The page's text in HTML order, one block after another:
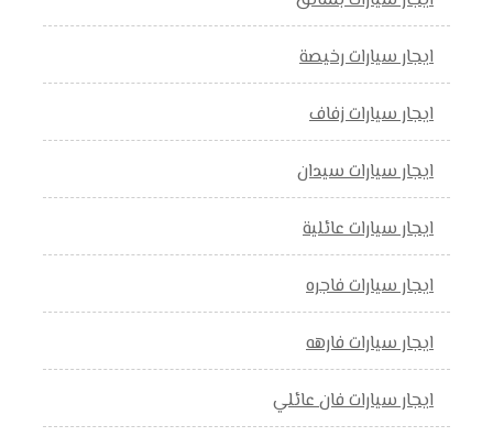
ايجار سيارات رخيصة
ايجار سيارات زفاف
ايجار سيارات سيدان
ايجار سيارات عائلية
ايجار سيارات فاجره
ايجار سيارات فارهه
ايجار سيارات فان عائلي